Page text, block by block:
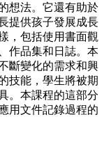
想法。它還有助於
提供孩子發展成長
，包括使用書面觀
作品集和日誌。本
斷變化的需求和興
技能，學生將被期
。本課程的這部分
用文件記錄過程的